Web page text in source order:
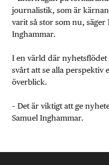
journalistik, som är
varit så stor som nu, säger
Inghammar.
I en värld där
svårt att se alla perspektiv
överblick.
– Det är viktigt att ge
Samuel Inghammar.